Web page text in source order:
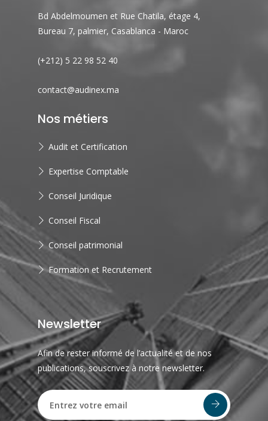
Bd Abdelmoumen et Rue Chatila, étage 4,
Bureau 7, palmier, Casablanca - Maroc
(+212) 5 22 98 52 40
contact@audinex.ma
Nos métiers
Audit et Certification
Expertise Comptable
Conseil Juridique
Conseil Fiscal
Conseil patrimonial
Formation et Recrutement
Newsletter
Afin de rester informé de l’actualité et de nos
publications, souscrivez à notre newsletter.